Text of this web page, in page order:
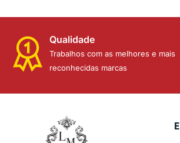
Qualidade
Trabalhos com as melhores e mais
reconhecidas marcas